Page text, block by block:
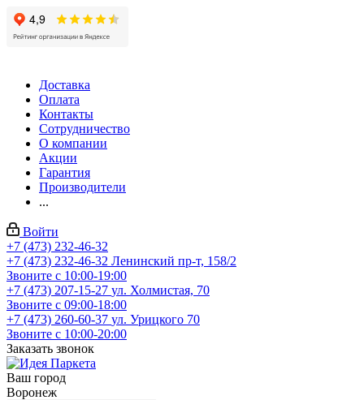
Доставка
Оплата
Контакты
Сотрудничество
О компании
Акции
Гарантия
Производители
...
Войти
+7 (473) 232-46-32
+7 (473) 232-46-32 Ленинский пр-т, 158/2
Звоните с 10:00-19:00
+7 (473) 207-15-27 ул. Холмистая, 70
Звоните с 09:00-18:00
+7 (473) 260-60-37 ул. Урицкого 70
Звоните с 10:00-20:00
Заказать звонок
Ваш город
Воронеж